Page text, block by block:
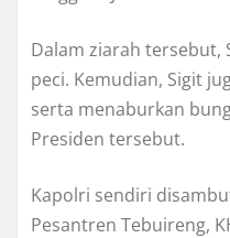
Dalam ziarah tersebut,
peci. Kemudian, Sigit
serta menaburkan
Presiden tersebut.
Kapolri sendiri
Pesantren Tebuireng,